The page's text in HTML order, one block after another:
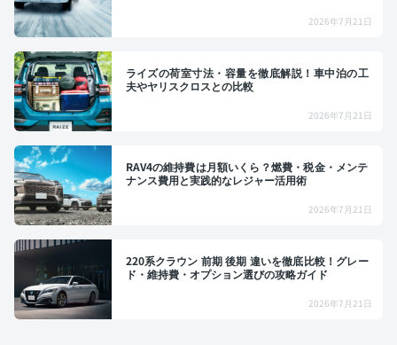
2026年7月21日
ライズの荷室寸法・容量を徹底解説！車中泊の工
夫やヤリスクロスとの比較
2026年7月21日
RAV4の維持費は月額いくら？燃費・税金・メンテ
ナンス費用と実践的なレジャー活用術
2026年7月21日
220系クラウン 前期 後期 違いを徹底比較！グレー
ド・維持費・オプション選びの攻略ガイド
2026年7月21日